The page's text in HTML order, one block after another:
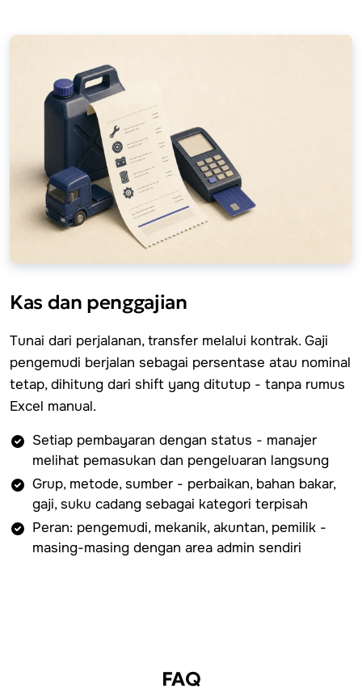
Kas dan penggajian
Tunai dari perjalanan, transfer melalui kontrak. Gaji
pengemudi berjalan sebagai persentase atau nominal
tetap, dihitung dari shift yang ditutup - tanpa rumus
Excel manual.
Setiap pembayaran dengan status - manajer
melihat pemasukan dan pengeluaran langsung
Grup, metode, sumber - perbaikan, bahan bakar,
gaji, suku cadang sebagai kategori terpisah
Peran: pengemudi, mekanik, akuntan, pemilik -
masing-masing dengan area admin sendiri
FAQ